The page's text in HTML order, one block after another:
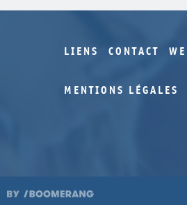
LIENS CONTACT
MENTIONS LÉGALES